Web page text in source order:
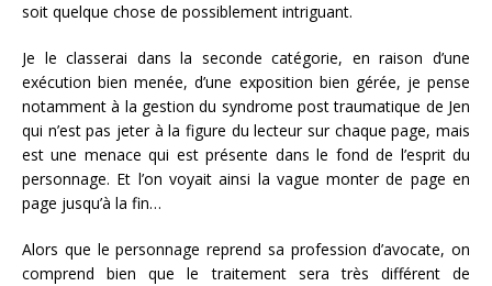
soit quelque chose de possiblement intriguant.
Je le classerai dans la seconde catégorie, en raison d’une
exécution bien menée, d’une exposition bien gérée, je pense
notamment à la gestion du syndrome post traumatique de Jen
qui n’est pas jeter à la figure du lecteur sur chaque page, mais
est une menace qui est présente dans le fond de l’esprit du
personnage. Et l’on voyait ainsi la vague monter de page en
page jusqu’à la fin…
Alors que le personnage reprend sa profession d’avocate, on
comprend bien que le traitement sera très différent de